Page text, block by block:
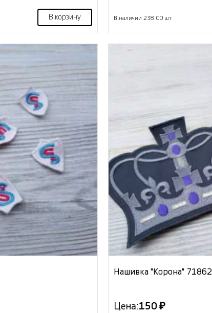
В корзину В наличии 238.00 шт
Нашивка "Корона" 71862
Цена:150 ₽